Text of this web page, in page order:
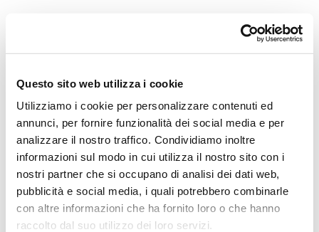
Questo sito web utilizza i cookie
Utilizziamo i cookie per personalizzare contenuti ed
annunci, per fornire funzionalità dei social media e per
analizzare il nostro traffico. Condividiamo inoltre
informazioni sul modo in cui utilizza il nostro sito con i
nostri partner che si occupano di analisi dei dati web,
pubblicità e social media, i quali potrebbero combinarle
con altre informazioni che ha fornito loro o che hanno
raccolto dal suo utilizzo dei loro servizi.
Direttore artistico
Professori D’Orchestra
La Storia
I Protagonisti
I Festival
Regolamento di Sala
Area Tecnica
Calendario
Cartellone
I Pomeriggi Musicali
Teatro Dal Verme
Biglietteria